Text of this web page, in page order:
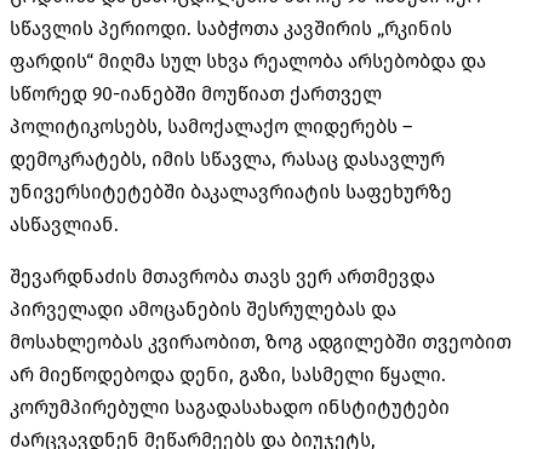
სწავლის პერიოდი. საბჭოთა კავშირის „რკინის
ფარდის“ მიღმა სულ სხვა რეალობა არსებობდა და
სწორედ 90-იანებში მოუწიათ ქართველ
პოლიტიკოსებს, სამოქალაქო ლიდერებს –
დემოკრატებს, იმის სწავლა, რასაც დასავლურ
უნივერსიტეტებში ბაკალავრიატის საფეხურზე
ასწავლიან.
შევარდნაძის მთავრობა თავს ვერ ართმევდა
პირველადი ამოცანების შესრულებას და
მოსახლეობას კვირაობით, ზოგ ადგილებში თვეობით
არ მიეწოდებოდა დენი, გაზი, სასმელი წყალი.
კორუმპირებული საგადასახადო ინსტიტუტები
ძარცვავდნენ მეწარმეებს და ბიუჯეტს,